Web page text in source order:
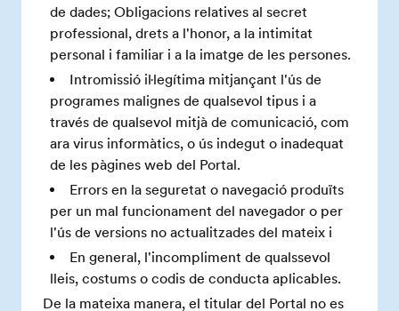
de dades; Obligacions relatives al secret
professional, drets a l'honor, a la intimitat
personal i familiar i a la imatge de les persones.
Intromissió il·legítima mitjançant l'ús de
programes malignes de qualsevol tipus i a
través de qualsevol mitjà de comunicació, com
ara virus informàtics, o ús indegut o inadequat
de les pàgines web del Portal.
Errors en la seguretat o navegació produïts
per un mal funcionament del navegador o per
l'ús de versions no actualitzades del mateix i
En general, l'incompliment de qualssevol
lleis, costums o codis de conducta aplicables.
De la mateixa manera, el titular del Portal no es